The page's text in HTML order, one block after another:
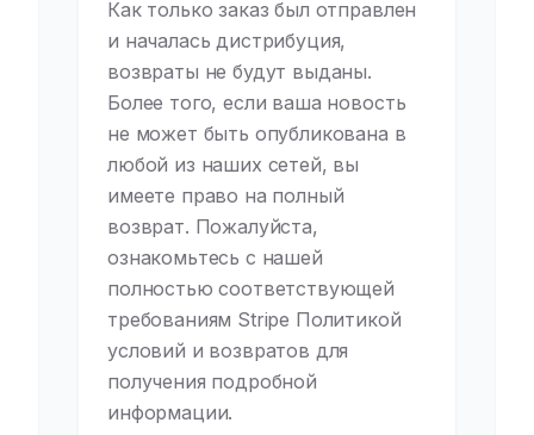
Как только заказ был отправлен
и началась дистрибуция,
возвраты не будут выданы.
Более того, если ваша новость
не может быть опубликована в
любой из наших сетей, вы
имеете право на полный
возврат. Пожалуйста,
ознакомьтесь с нашей
полностью соответствующей
требованиям Stripe Политикой
условий и возвратов для
получения подробной
информации.